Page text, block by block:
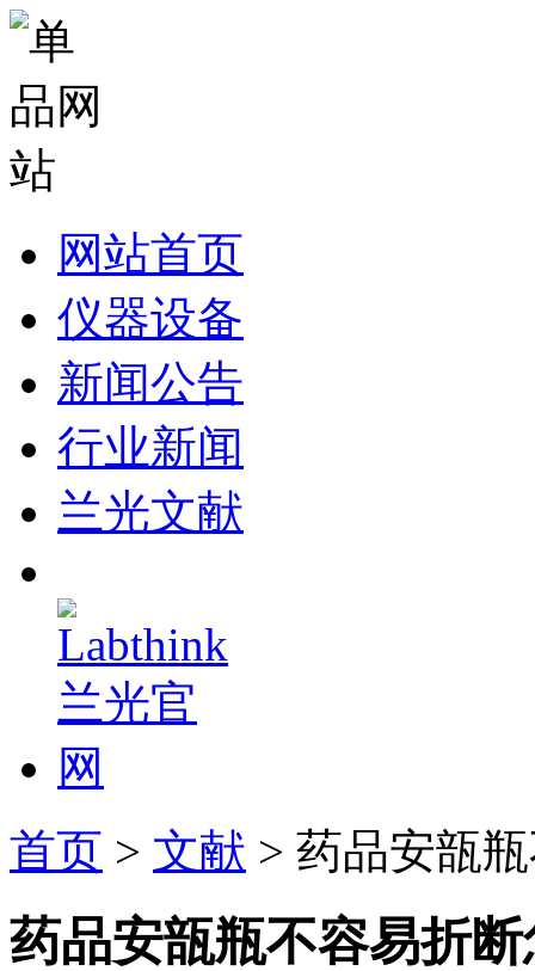
网站首页
仪器设备
新闻公告
行业新闻
兰光文献
首页 > 文献 > 药品安瓿
药品安瓿瓶不容易折